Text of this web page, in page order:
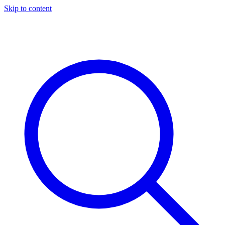
Skip to content